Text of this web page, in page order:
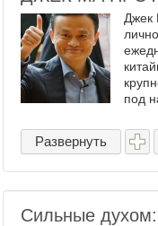
Джек
под
Развернуть
Сильные